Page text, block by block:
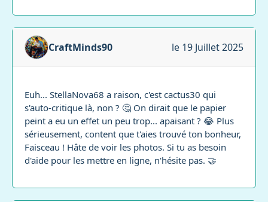
CraftMinds90 le 19 Juillet 2025
Euh... StellaNova68 a raison, c'est cactus30 qui
s'auto-critique là, non ? 🤔 On dirait que le papier
peint a eu un effet un peu trop... apaisant ? 😂 Plus
sérieusement, content que t'aies trouvé ton bonheur,
Faisceau ! Hâte de voir les photos. Si tu as besoin
d'aide pour les mettre en ligne, n'hésite pas. 🤝